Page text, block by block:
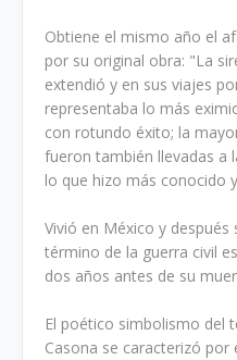
Obtiene el mismo año el
por su original obra: "La
extendió y en sus viajes
representaba lo más
con rotundo éxito; la
fueron también llevadas a
lo que hizo más conocido
Vivió en México y
término de la guerra civil
dos años antes de su
El poético simbolismo del
Casona se caracterizó por